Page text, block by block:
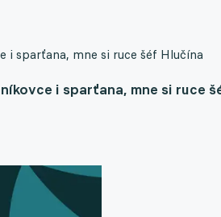
sparťana, mne si ruce šéf Hlučína
i sparťana, mne si ruce